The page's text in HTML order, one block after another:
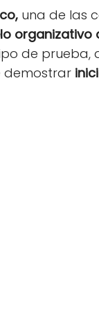
una de las
organizativo
de prueba,
demostrar